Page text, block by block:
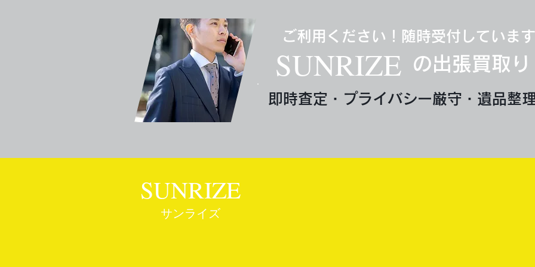
ご利用ください！随時受付しています
SUNRIZE の出張買取り
即時査定・プライバシー厳守・遺品整
SUNRIZE
サンライズ